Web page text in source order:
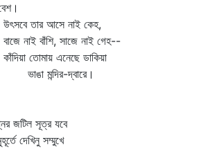
নাই কেহ,
সাজে নাই গেহ--
এনেছে ডাকিয়া
দ্বারে।
জটিল সূত্র যবে
দেখিনু সম্মুখে